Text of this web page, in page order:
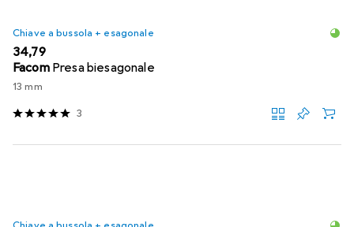
Chiave a bussola + esagonale
EUR
34,79
Facom Presa biesagonale
13 mm
3